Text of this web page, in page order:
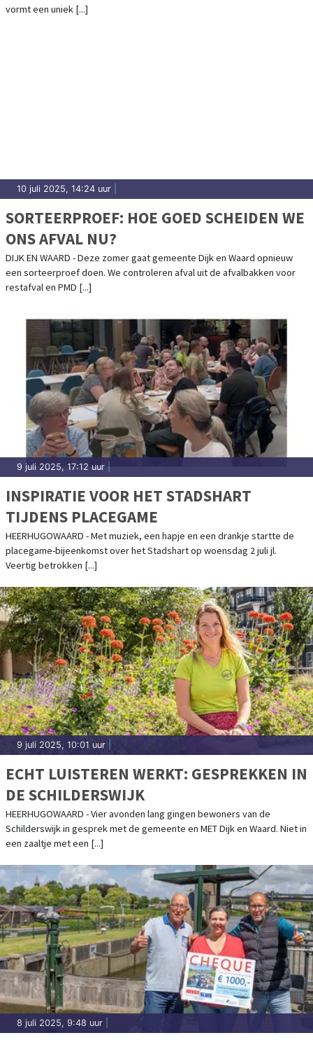
vormt een uniek [...]
10 juli 2025, 14:24 uur
SORTEERPROEF: HOE GOED SCHEIDEN WE
ONS AFVAL NU?
DIJK EN WAARD - Deze zomer gaat gemeente Dijk en Waard opnieuw
een sorteerproef doen. We controleren afval uit de afvalbakken voor
restafval en PMD [...]
9 juli 2025, 17:12 uur
INSPIRATIE VOOR HET STADSHART
TIJDENS PLACEGAME
HEERHUGOWAARD - Met muziek, een hapje en een drankje startte de
placegame-bijeenkomst over het Stadshart op woensdag 2 juli jl.
Veertig betrokken [...]
9 juli 2025, 10:01 uur
ECHT LUISTEREN WERKT: GESPREKKEN IN
DE SCHILDERSWIJK
HEERHUGOWAARD - Vier avonden lang gingen bewoners van de
Schilderswijk in gesprek met de gemeente en MET Dijk en Waard. Niet in
een zaaltje met een [...]
8 juli 2025, 9:48 uur